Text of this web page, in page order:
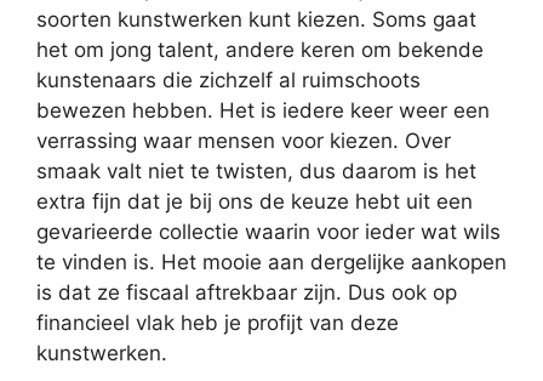
soorten kunstwerken kunt kiezen. Soms gaat
het om jong talent, andere keren om bekende
kunstenaars die zichzelf al ruimschoots
bewezen hebben. Het is iedere keer weer een
verrassing waar mensen voor kiezen. Over
smaak valt niet te twisten, dus daarom is het
extra fijn dat je bij ons de keuze hebt uit een
gevarieerde collectie waarin voor ieder wat wils
te vinden is. Het mooie aan dergelijke aankopen
is dat ze fiscaal aftrekbaar zijn. Dus ook op
financieel vlak heb je profijt van deze
kunstwerken.